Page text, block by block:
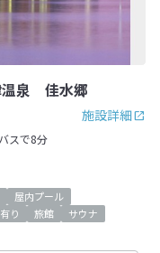
温泉 佳水郷
施設詳細
スで8分
屋内プール
り 旅館
サウナ